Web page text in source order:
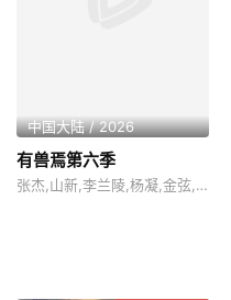
中国大陆 / 2026
有兽焉第六季
张杰,山新,李兰陵,杨凝,金弦,孙睿扬,沈依杭